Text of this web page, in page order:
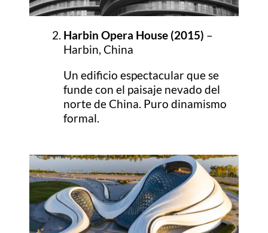
Harbin Opera House (2015) –
Harbin, China
Un edificio espectacular que se
funde con el paisaje nevado del
norte de China. Puro dinamismo
formal.